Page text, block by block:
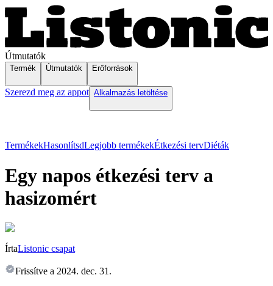
Útmutatók
Termék Útmutatók Erőforrások
Szerezd meg az appot Alkalmazás letöltése
TermékekHasonlítsdLegjobb termékekÉtkezési tervDiéták
Egy napos étkezési terv a
hasizomért
ÍrtaListonic csapat
Frissítve a 2024. dec. 31.